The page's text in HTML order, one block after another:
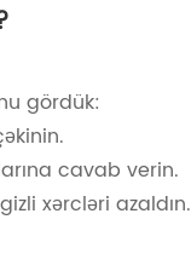
gördük:
cavab verin.
xərcləri azaldın.